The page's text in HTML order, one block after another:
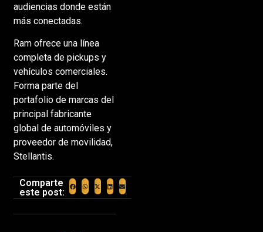
audiencias donde están
más conectadas.
Ram ofrece una línea
completa de pickups y
vehículos comerciales.
Forma parte del
portafolio de marcas del
principal fabricante
global de automóviles y
proveedor de movilidad,
Stellantis.
Comparte
este post: